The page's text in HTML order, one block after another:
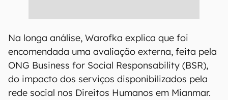
Na longa análise, Warofka explica que foi
encomendada uma avaliação externa, feita pela
ONG Business for Social Responsability (BSR),
do impacto dos serviços disponibilizados pela
rede social nos Direitos Humanos em Mianmar.